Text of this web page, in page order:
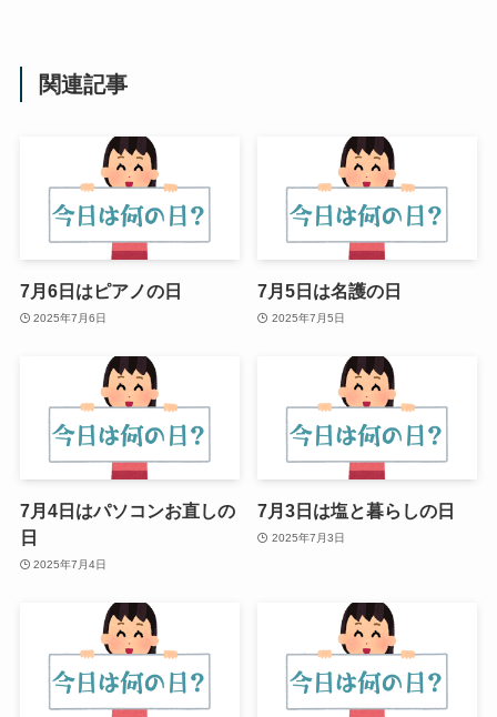
関連記事
7月6日はピアノの日
2025年7月6日
7月5日は名護の日
2025年7月5日
7月4日はパソコンお直しの
日
2025年7月4日
7月3日は塩と暮らしの日
2025年7月3日